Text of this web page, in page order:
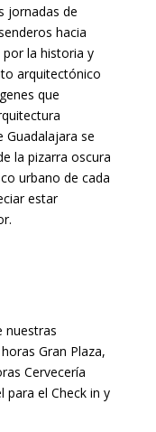
jornadas de
hacia
por la historia y
arquitectónico
que
se
la pizarra oscura
urbano de cada
estar
nuestras
Gran Plaza,
Cervecería
para el Check in y